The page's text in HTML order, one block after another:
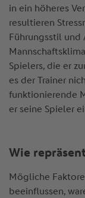
in ein höheres
resultieren
Führungsstil und
Spielers, die er
es der Trainer
funktionierende
er seine Spieler
Wie
Mögliche
beeinflussen,